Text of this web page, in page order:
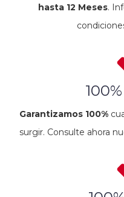
hasta 12 Meses.
Garantizamos 100%
surgir. Consulte ahora